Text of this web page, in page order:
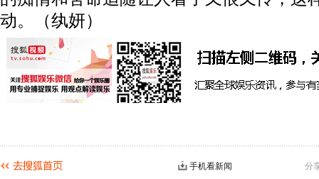
动。（纨妍）
分
手机看新闻